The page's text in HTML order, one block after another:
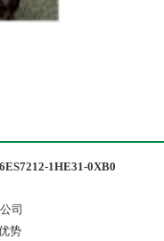
1HE31-0XB0
司
势